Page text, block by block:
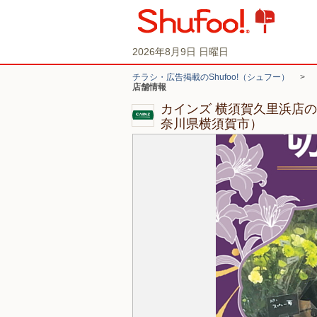
2026年8月9日 日曜日
チラシ・広告掲載のShufoo!（シュフー） >
店舗情報
カインズ 横須賀久里浜店
奈川県横須賀市）